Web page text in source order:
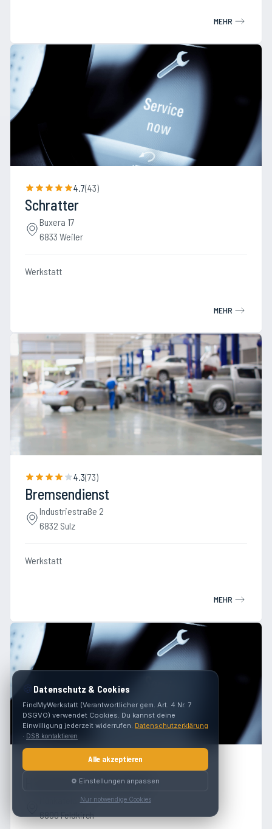
MEHR
4.7(43)
Schratter
Buxera 17
6833 Weiler
Werkstatt
MEHR
4.3(73)
Bremsendienst
Industriestraße 2
6832 Sulz
Werkstatt
MEHR
141)
Hermann Lorenz Koch
Münkafeld 2
6800 Feldkirch
🍪 Datenschutz & Cookies
FindMyWerkstatt (Verantwortlicher gem. Art. 4 Nr. 7
DSGVO) verwendet Cookies. Du kannst deine
Einwilligung jederzeit widerrufen. Datenschutzerklärung
· DSB kontaktieren
Alle akzeptieren
⚙️ Einstellungen anpassen
Nur notwendige Cookies